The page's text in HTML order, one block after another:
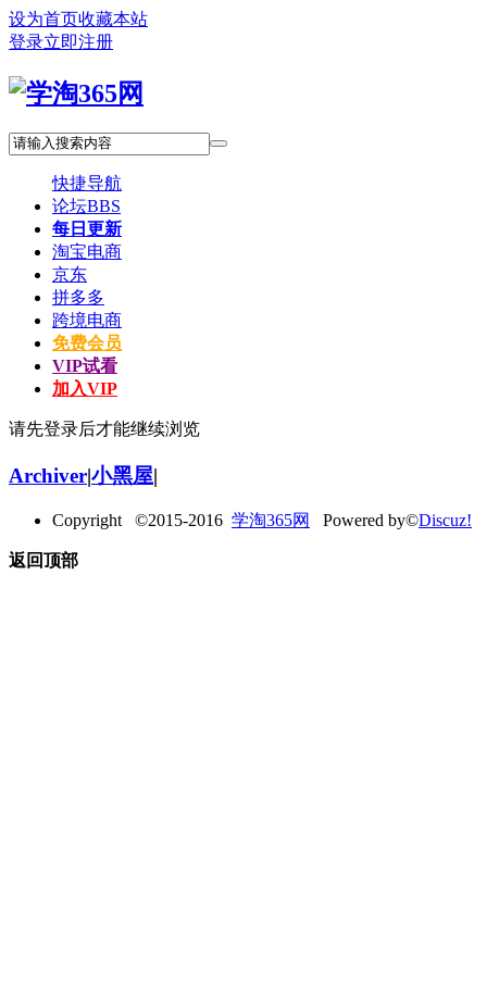
设为首页收藏本站
登录立即注册
快捷导航
论坛BBS
每日更新
淘宝电商
京东
拼多多
跨境电商
免费会员
VIP试看
加入VIP
请先登录后才能继续浏览
Archiver|小黑屋|
Copyright ©2015-2016 学淘365网 Powered by©Discuz!
返回顶部